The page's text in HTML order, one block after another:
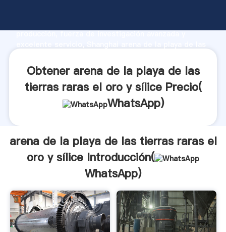
producción, fuerza de investigación avanzada y
aporta valores a todos los clientes.
Obtener arena de la playa de las
tierras raras el oro y sílice Precio(
WhatsApp)
arena de la playa de las tierras raras el
oro y sílice Introducción(
WhatsApp)